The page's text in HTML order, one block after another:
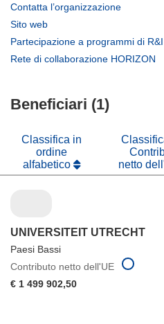
Contatta l’organizzazione
nuova
Sito web
apre
finestra)
Partecipazione a programmi di
Rete di collaborazione HORIZON
Beneficiari (1)
Classifica in
ordine
alfabetico
netto
UNIVERSITEIT UTRECHT
Paesi Bassi
Contributo netto dell'UE
€ 1 499 902,50